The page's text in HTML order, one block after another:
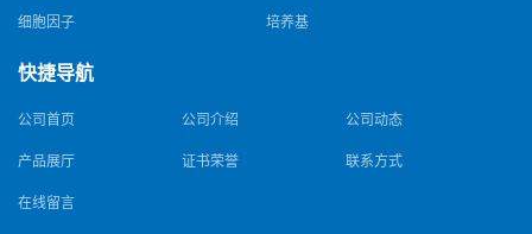
细胞因子 培养基
快捷导航
公司首页 公司介绍 公司动态
产品展厅 证书荣誉 联系方式
在线留言